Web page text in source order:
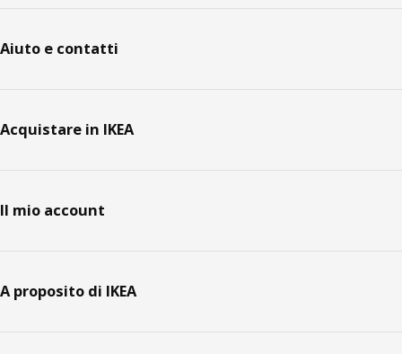
Aiuto e contatti
Acquistare in IKEA
Il mio account
A proposito di IKEA